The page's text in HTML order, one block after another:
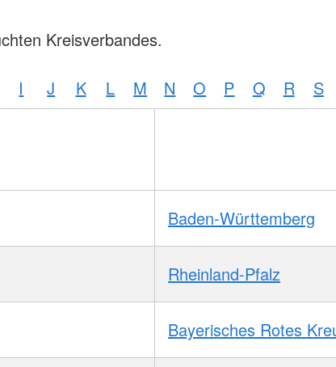
Kreisverbandes.
I J K L M N O P Q R S
Baden-Württemberg
Rheinland-Pfalz
Bayerisches Rotes